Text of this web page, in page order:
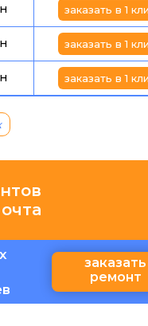
заказать в 1
заказать в 1
заказать в 1
заказать
ремонт